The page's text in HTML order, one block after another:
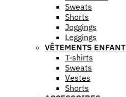
Sweats
Shorts
Joggings
Leggings
VÊTEMENTS ENFANT
T-shirts
Sweats
Vestes
Shorts